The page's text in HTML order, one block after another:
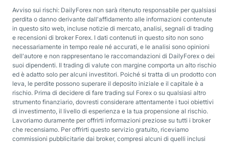
Avviso sui rischi: DailyForex non sarà ritenuto responsabile per qualsiasi
perdita o danno derivante dall'affidamento alle informazioni contenute
in questo sito web, incluse notizie di mercato, analisi, segnali di trading
e recensioni di broker Forex. I dati contenuti in questo sito non sono
necessariamente in tempo reale né accurati, e le analisi sono opinioni
dell'autore e non rappresentano le raccomandazioni di DailyForex o dei
suoi dipendenti. Il trading di valute con margine comporta un alto rischio
ed è adatto solo per alcuni investitori. Poiché si tratta di un prodotto con
leva, le perdite possono superare il deposito iniziale e il capitale è a
rischio. Prima di decidere di fare trading sul Forex o su qualsiasi altro
strumento finanziario, dovresti considerare attentamente i tuoi obiettivi
di investimento, il livello di esperienza e la tua propensione al rischio.
Lavoriamo duramente per offrirti informazioni preziose su tutti i broker
che recensiamo. Per offrirti questo servizio gratuito, riceviamo
commissioni pubblicitarie dai broker, compresi alcuni di quelli inclusi